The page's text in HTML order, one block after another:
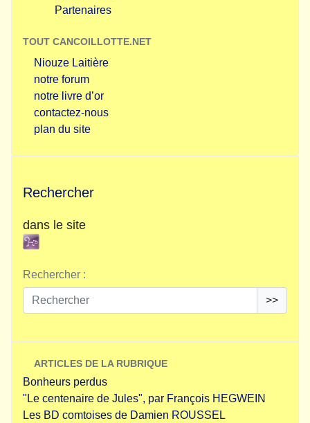
Partenaires
TOUT CANCOILLOTTE.NET
Niouze Laitière
notre forum
notre livre d’or
contactez-nous
plan du site
Rechercher
dans le site
Rechercher :
>>
ARTICLES DE LA RUBRIQUE
Bonheurs perdus
"Le centenaire de Jules", par François HEGWEIN
Les BD comtoises de Damien ROUSSEL